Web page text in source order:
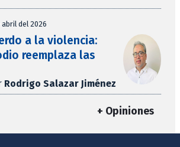
abril del 2026
a la violencia:
reemplaza las
Rodrigo Salazar Jiménez
+ Opiniones